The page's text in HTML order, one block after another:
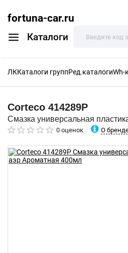
fortuna-car.ru
Каталоги
ЛККаталоги группРед.каталогиWh-
Corteco 414289P
Смазка универсальная
0 оценок О